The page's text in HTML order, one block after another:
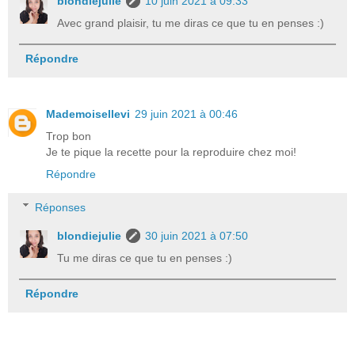
Avec grand plaisir, tu me diras ce que tu en penses :)
Répondre
Mademoisellevi 29 juin 2021 à 00:46
Trop bon
Je te pique la recette pour la reproduire chez moi!
Répondre
Réponses
blondiejulie
30 juin 2021 à 07:50
Tu me diras ce que tu en penses :)
Répondre